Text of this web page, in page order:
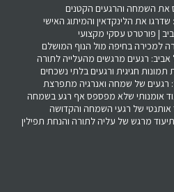
השמחה והרגעים הקטנים
את הלינקדאין והמיתוג האישי
| פורטרט עסקי מקצועי
למכירה בחיפה מול הנוף המושלם
רגעים מרגשים מהעלייה לתורה
חגיגית ורגעים בלתי נשכחים
רגעים של שמחה ואנרגיה מתפרצת
אומנותי שלא מפספס אף רגע בשמחה
אותנטי של רגעי השמחה והקדושה
מרגש של עליה לתורה והנחת תפילין